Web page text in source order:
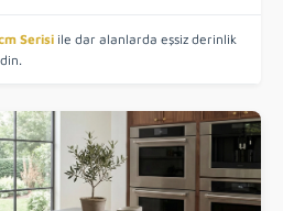
Serisi ile dar alanlarda eşsiz derinlik